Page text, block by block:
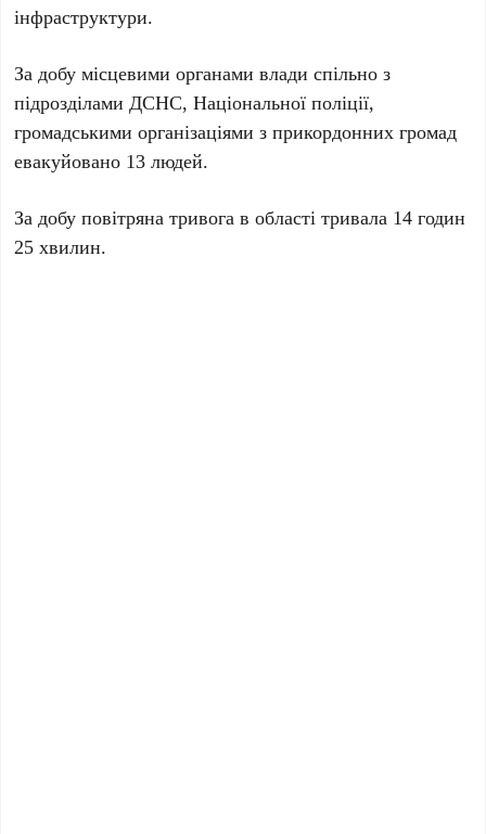
інфраструктури.
За добу місцевими органами влади спільно з
підрозділами ДСНС, Національної поліції,
громадськими організаціями з прикордонних громад
евакуйовано 13 людей.
За добу повітряна тривога в області тривала 14 годин
25 хвилин.